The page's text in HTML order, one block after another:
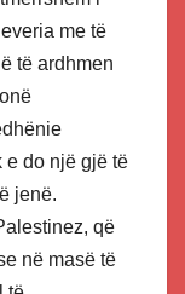
me të
të ardhmen
e do një gjë të
jenë.
që
në masë të